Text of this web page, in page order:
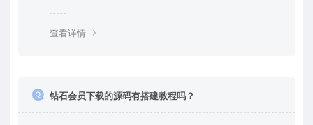
查看详情
钻石会员下载的源码有搭建教程吗？